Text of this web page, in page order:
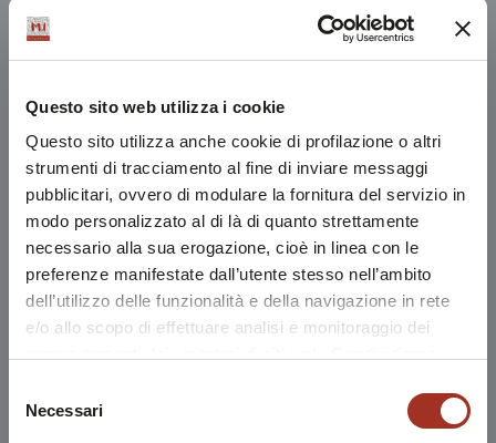
Questo sito web utilizza i cookie
Questo sito utilizza anche cookie di profilazione o altri
strumenti di tracciamento al fine di inviare messaggi
pubblicitari, ovvero di modulare la fornitura del servizio in
modo personalizzato al di là di quanto strettamente
necessario alla sua erogazione, cioè in linea con le
preferenze manifestate dall’utente stesso nell’ambito
dell’utilizzo delle funzionalità e della navigazione in rete
e/o allo scopo di effettuare analisi e monitoraggio dei
nostro sito, con i nostri partner che si occupano di analisi
dei dati web, pubblicità e social media, i quali potrebbero
delNecessari